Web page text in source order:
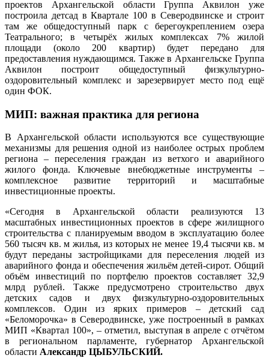
проектов Архангельской области Группа Аквилон уже
построила детсад в Квартале 100 в Северодвинске и строит
там же общедоступный парк с берегоукреплением озера
Театрального; в четырёх жилых комплексах 7% жилой
площади (около 200 квартир) будет передано для
предоставления нуждающимся. Также в Архангельске Группа
Аквилон построит общедоступный физкультурно-
оздоровительный комплекс и зарезервирует место под ещё
один ФОК.
МИП: важная практика для региона
В Архангельской области используются все существующие
механизмы для решения одной из наиболее острых проблем
региона – переселения граждан из ветхого и аварийного
жилого фонда. Ключевые внебюджетные инструменты –
комплексное развитие территорий и масштабные
инвестиционные проекты.
«Сегодня в Архангельской области реализуются 13
масштабных инвестиционных проектов в сфере жилищного
строительства с планируемым вводом в эксплуатацию более
560 тысяч кв. м жилья, из которых не менее 19,4 тысячи кв. м
будут переданы застройщиками для переселения людей из
аварийного фонда и обеспечения жильём детей-сирот. Общий
объём инвестиций по портфелю проектов составляет 32,9
млрд рублей. Также предусмотрено строительство двух
детских садов и двух физкультурно-оздоровительных
комплексов. Один из ярких примеров – детский сад
«Беломорочка» в Северодвинске, уже построенный в рамках
МИП «Квартал 100», – отметил, выступая в апреле с отчётом
в региональном парламенте, губернатор Архангельской
области Александр ЦЫБУЛЬСКИЙ.